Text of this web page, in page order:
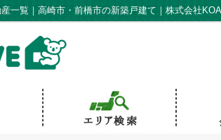
一覧｜高崎市・前橋市の新築戸建て｜株式会社